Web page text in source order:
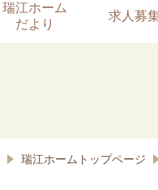
瑞江ホーム
だより
求人募
瑞江ホームトップページ